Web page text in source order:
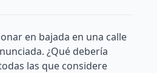
en bajada en una calle
¿Qué debería
las que considere